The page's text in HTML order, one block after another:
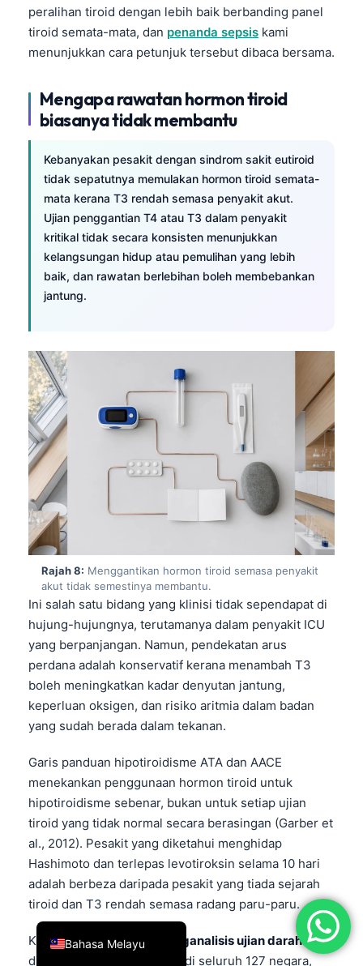
peralihan tiroid dengan lebih baik berbanding panel
tiroid semata-mata, dan penanda sepsis kami
menunjukkan cara petunjuk tersebut dibaca bersama.
Mengapa rawatan hormon tiroid
biasanya tidak membantu
Kebanyakan pesakit dengan sindrom sakit eutiroid
tidak sepatutnya memulakan hormon tiroid semata-
mata kerana T3 rendah semasa penyakit akut.
Ujian penggantian T4 atau T3 dalam penyakit
kritikal tidak secara konsisten menunjukkan
kelangsungan hidup atau pemulihan yang lebih
baik, dan rawatan berlebihan boleh membebankan
jantung.
Rajah 8: Menggantikan hormon tiroid semasa penyakit
akut tidak semestinya membantu.
Ini salah satu bidang yang klinisi tidak sependapat di
hujung-hujungnya, terutamanya dalam penyakit ICU
yang berpanjangan. Namun, pendekatan arus
perdana adalah konservatif kerana menambah T3
boleh meningkatkan kadar denyutan jantung,
keperluan oksigen, dan risiko aritmia dalam badan
yang sudah berada dalam tekanan.
Garis panduan hipotiroidisme ATA dan AACE
menekankan penggunaan hormon tiroid untuk
hipotiroidisme sebenar, bukan untuk setiap ujian
tiroid yang tidak normal secara berasingan (Garber et
al., 2012). Pesakit yang diketahui menghidap
Hashimoto dan terlepas levotiroksin selama 10 hari
adalah berbeza daripada pesakit yang tiada sejarah
tiroid dan T3 rendah semasa radang paru-paru.
Kantesti ialah seorang
Penganalisis ujian darah AI
digunakan oleh 2M+ orang di seluruh 127 negara,
Bahasa Melayu
Deutsch
العربية
Français
עִבְרִית
Italiano
Español
Português
Ελληνικά
Română
简体中文
Български
Dansk
Nederlands
हिन्दी
Bahasa Indonesia
Հայերեն
Íslenska
Српски језик
Svenska
Azərbaycan dili
Eesti
Čeština
ქართული
Русский
Polski
Slovenščina
Magyar
Shqip